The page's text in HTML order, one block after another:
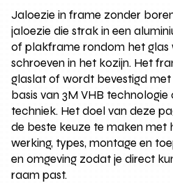
Jaloezie in frame zonder
jaloezie die strak in een
of plakframe rondom het
schroeven in het kozijn. Het
glaslat of wordt bevestigd
basis van 3M VHB
techniek. Het doel van deze
de beste keuze te maken met
werking, types, montage en
en omgeving zodat je direct
raam past.